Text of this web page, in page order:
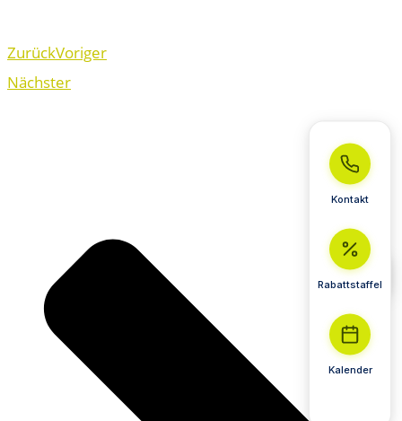
ZurückVoriger
Nächster
Kontakt
Rabattstaffel
Kalender